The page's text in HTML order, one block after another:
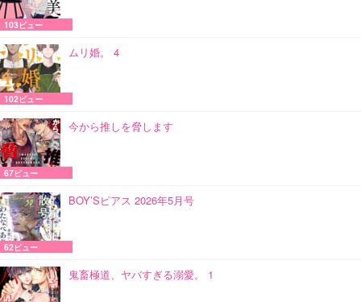
103ビュー
ムリ婚。 4
102ビュー
今から推しを脅します
67ビュー
BOY’Sピアス 2026年5月号
62ビュー
鬼畜極道、ヤバすぎる溺愛。 1